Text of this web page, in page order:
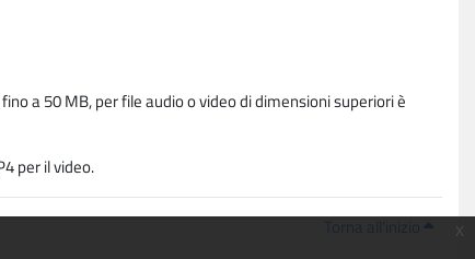
a 50 MB, per file audio o video di dimensioni superiori è
per il video.
Torna all'inizio